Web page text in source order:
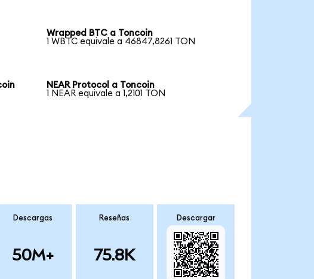
Wrapped BTC a Toncoin
1 WBTC equivale a 46847,8261 TON
NEAR Protocol a Toncoin
1 NEAR equivale a 1,2101 TON
Descargas
50M+
Reseñas
75.8K
Descargar